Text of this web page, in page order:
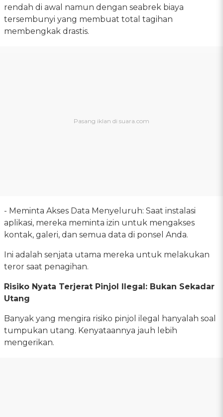
rendah di awal namun dengan seabrek biaya
tersembunyi yang membuat total tagihan
membengkak drastis.
- Meminta Akses Data Menyeluruh: Saat instalasi
aplikasi, mereka meminta izin untuk mengakses
kontak, galeri, dan semua data di ponsel Anda.
Ini adalah senjata utama mereka untuk melakukan
teror saat penagihan.
Risiko Nyata Terjerat Pinjol Ilegal: Bukan Sekadar
Utang
Banyak yang mengira risiko pinjol ilegal hanyalah soal
tumpukan utang. Kenyataannya jauh lebih
mengerikan.